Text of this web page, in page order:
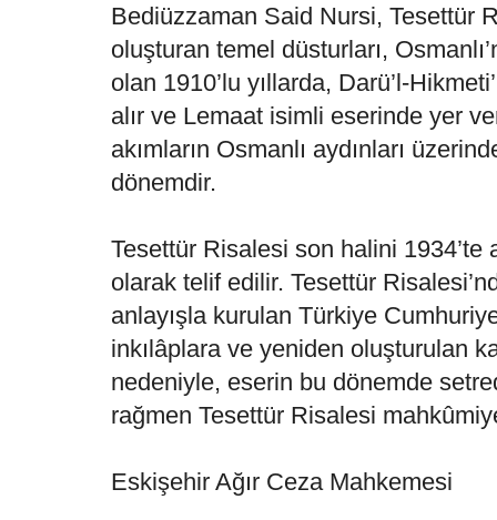
Bediüzzaman Said Nursi, Tesettür
oluşturan temel düsturları,
olan 1910’lu yıllarda, Darü’l-
alır ve Lemaat isimli eserinde yer
akımların Osmanlı aydınları
dönemdir.
Tesettür Risalesi son halini 1934’te
olarak telif edilir. Tesettür
anlayışla kurulan Türkiye
inkılâplara ve yeniden oluşturulan
nedeniyle, eserin bu dönemde
rağmen Tesettür Risalesi
Eskişehir Ağır Ceza Mahkemesi